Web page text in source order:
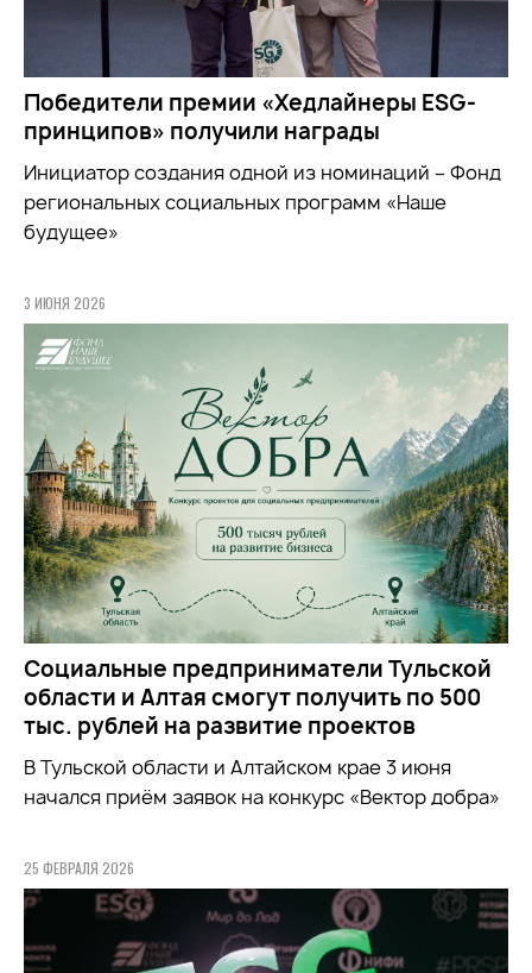
Победители премии «Хедлайнеры ESG-
принципов» получили награды
Инициатор создания одной из номинаций – Фонд
региональных социальных программ «Наше
будущее»
3 ИЮНЯ 2026
Социальные предприниматели Тульской
области и Алтая смогут получить по 500
тыс. рублей на развитие проектов
В Тульской области и Алтайском крае 3 июня
начался приём заявок на конкурс «Вектор добра»
25 ФЕВРАЛЯ 2026